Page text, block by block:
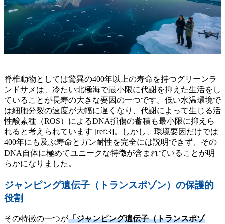
脊椎動物としては驚異の400年以上の寿命を持つグリーンラ
ンドサメは、冷たい北極海で最小限に代謝を抑えた生活をし
ていることが長寿の大きな要因の一つです。低い水温環境で
は細胞分裂の速度が大幅に遅くなり、代謝によって生じる活
性酸素種（ROS）によるDNA損傷の蓄積も最小限に抑えら
れると考えられています [ref:3]。しかし、環境要因だけでは
400年にも及ぶ寿命とガン耐性を完全には説明できず、その
DNA自体に極めてユニークな特徴が含まれていることが明
らかになりました。
ジャンピング遺伝子（トランスポゾン）の保護的
役割
その特徴の一つが「ジャンピング遺伝子（トランスポゾ